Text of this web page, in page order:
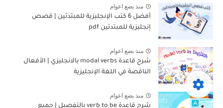
منذ بضع اعوام
أفضل 6 كتب الإنجليزية للمبتدئين | قصص
إنجليزية للمبتدئين pdf
منذ بضع اعوام
شرح قاعدة modal verbs بالانجليزي | الأفعال
الناقصة في اللغة الإنجليزية
منذ بضع اعوام
شرح قاعدة verb to be بالتفصيل | جميع